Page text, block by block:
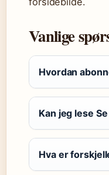
Vanlige
Hvordan
Kan jeg lese
Hva er